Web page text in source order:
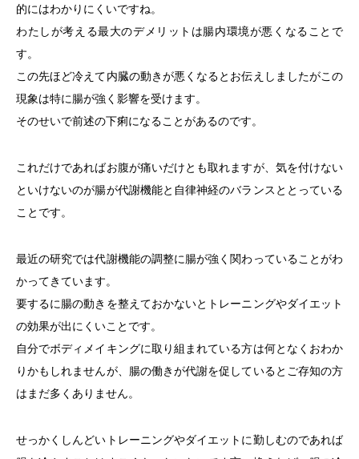
的にはわかりにくいですね。
わたしが考える最大のデメリットは腸内環境が悪くなることで
す。
この先ほど冷えて内臓の動きが悪くなるとお伝えしましたがこの
現象は特に腸が強く影響を受けます。
そのせいで前述の下痢になることがあるのです。
これだけであればお腹が痛いだけとも取れますが、気を付けない
といけないのが腸が代謝機能と自律神経のバランスととっている
ことです。
最近の研究では代謝機能の調整に腸が強く関わっていることがわ
かってきています。
要するに腸の動きを整えておかないとトレーニングやダイエット
の効果が出にくいことです。
自分でボディメイキングに取り組まれている方は何となくおわか
りかもしれませんが、腸の働きが代謝を促しているとご存知の方
はまだ多くありません。
せっかくしんどいトレーニングやダイエットに勤しむのであれば